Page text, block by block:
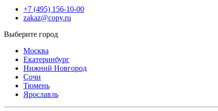
+7 (495) 156-10-00
zakaz@copy.ru
Москва
Екатеринбург
Нижний Новгород
Сочи
Тюмень
Ярославль